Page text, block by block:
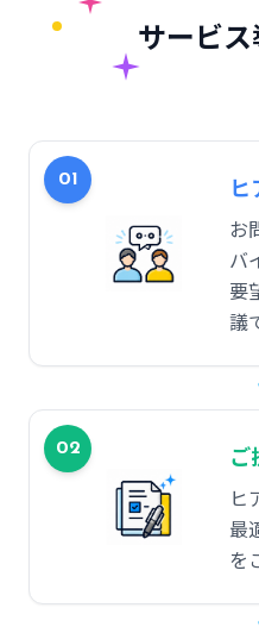
サービ
01
お
バ
要
議
02 ご
ヒ
最
を